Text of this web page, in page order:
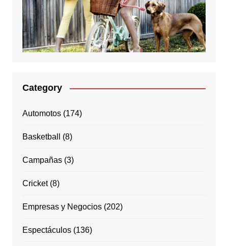
Category
Automotos(174)
Basketball (8)
Campañas(3)
Cricket(8)
Empresas y Negocios(202)
Espectáculos(136)